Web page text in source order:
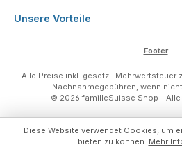
Unsere Vorteile
Footer
Alle Preise inkl. gesetzl. Mehrwertsteuer
Nachnahmegebühren, wenn
© 2026 familleSuisse Shop -
Diese Website verwendet Cookies, um
bieten zu können. Mehr